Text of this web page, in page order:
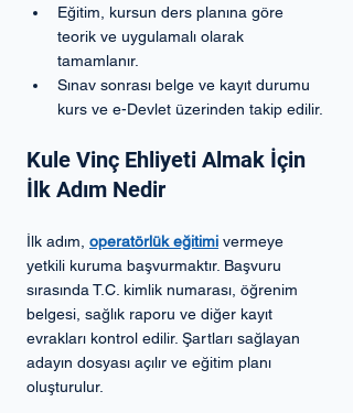
Eğitim, kursun ders planına göre
teorik ve uygulamalı olarak
tamamlanır.
Sınav sonrası belge ve kayıt durumu
kurs ve e-Devlet üzerinden takip edilir.
Kule Vinç Ehliyeti Almak İçin
İlk Adım Nedir
İlk adım, operatörlük eğitimi vermeye
yetkili kuruma başvurmaktır. Başvuru
sırasında T.C. kimlik numarası, öğrenim
belgesi, sağlık raporu ve diğer kayıt
evrakları kontrol edilir. Şartları sağlayan
adayın dosyası açılır ve eğitim planı
oluşturulur.